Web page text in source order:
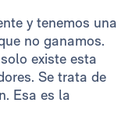
y tenemos una
no ganamos.
existe esta
Se trata de
Esa es la